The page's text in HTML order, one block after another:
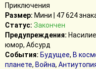
Приключения
Размер: Мини | 47 624
Статус: Закончен
Предупреждения:
юмор, Абсурд
События: Будущее, В
планете, Война,